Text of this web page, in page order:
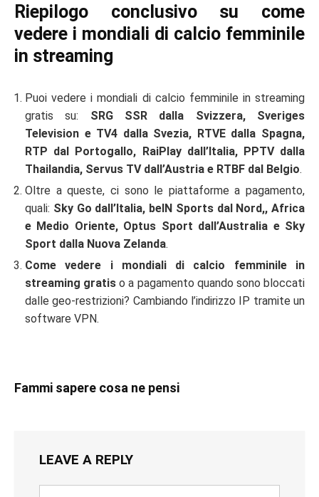
Riepilogo conclusivo su come
vedere i mondiali di calcio femminile
in streaming
Puoi vedere i mondiali di calcio femminile in streaming
gratis su: SRG SSR dalla Svizzera, Sveriges
Television e TV4 dalla Svezia, RTVE dalla Spagna,
RTP dal Portogallo, RaiPlay dall’Italia, PPTV dalla
Thailandia, Servus TV dall’Austria e RTBF dal Belgio.
Oltre a queste, ci sono le piattaforme a pagamento,
quali: Sky Go dall’Italia, beIN Sports dal Nord,, Africa
e Medio Oriente, Optus Sport dall’Australia e Sky
Sport dalla Nuova Zelanda.
Come vedere i mondiali di calcio femminile in
streaming gratis o a pagamento quando sono bloccati
dalle geo-restrizioni? Cambiando l’indirizzo IP tramite un
software VPN.
Fammi sapere cosa ne pensi
LEAVE A REPLY